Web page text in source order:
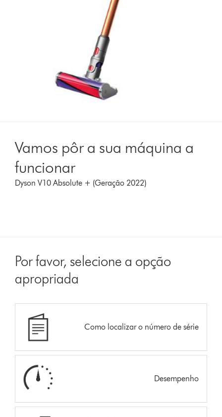
Vamos pôr a sua máquina a
funcionar
Dyson V10 Absolute + (Geração 2022)
Por favor, selecione a opção
apropriada
Como localizar o número de série
Desempenho